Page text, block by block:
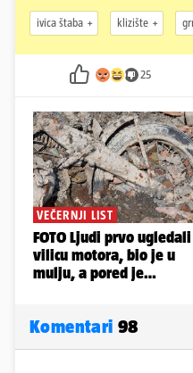
ivica štaba klizište
25
Komentari 98